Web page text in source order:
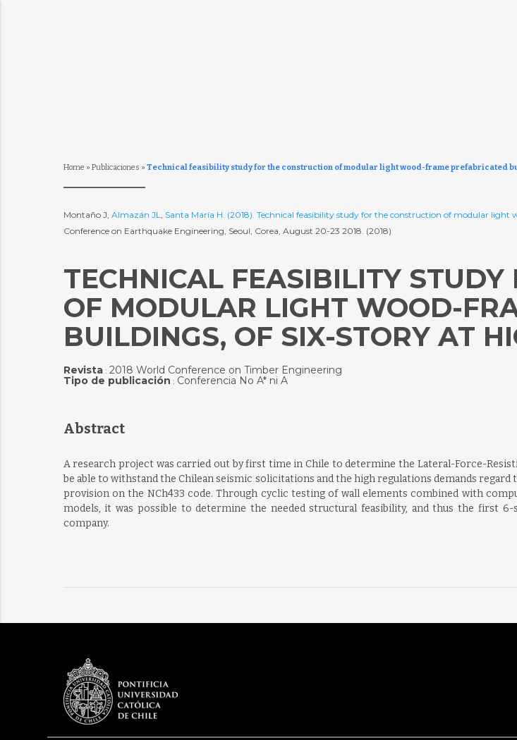
Home » Publicaciones » Technical feasibility study for the construction of modular light wood-frame prefabricated
Montaño J, Almazán JL, Santa María H. (2018). Technical feasibility study for the construction of modular
Conference on Earthquake Engineering, Seoul, Corea, August 20-23 2018. (2018)
TECHNICAL FEASIBILITY STUDY
OF MODULAR LIGHT WOOD-
BUILDINGS, OF SIX-STORY AT
Revista: 2018 World Conference on Timber Engineering
Tipo de publicación : Conferencia No A* ni A
Abstract
A research project was carried out by first time in Chile to determine the Lateral-Force-
be able to withstand the Chilean seismic solicitations and the high regulations demands
provision on the NCh433 code. Through cyclic testing of wall elements combined with
models, it was possible to determine the needed structural feasibility, and thus the first
company.